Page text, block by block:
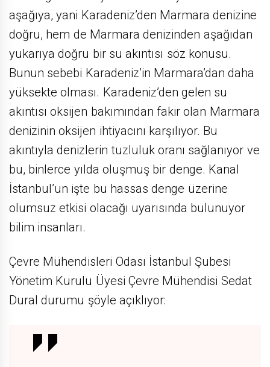
aşağıya, yani Karadeniz’den Marmara denizine
doğru, hem de Marmara denizinden aşağıdan
yukarıya doğru bir su akıntısı söz konusu.
Bunun sebebi Karadeniz’in Marmara’dan daha
yüksekte olması. Karadeniz’den gelen su
akıntısı oksijen bakımından fakir olan Marmara
denizinin oksijen ihtiyacını karşılıyor. Bu
akıntıyla denizlerin tuzluluk oranı sağlanıyor ve
bu, binlerce yılda oluşmuş bir denge. Kanal
İstanbul’un işte bu hassas denge üzerine
olumsuz etkisi olacağı uyarısında bulunuyor
bilim insanları.
Çevre Mühendisleri Odası İstanbul Şubesi
Yönetim Kurulu Üyesi Çevre Mühendisi Sedat
Dural durumu şöyle açıklıyor: